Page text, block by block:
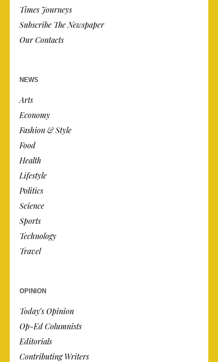
Times Journeys
Subscribe The Newspaper
Our Contacts
NEWS
Arts
Economy
Fashion & Style
Food
Health
Lifestyle
Politics
Science
Sports
Technology
Travel
OPINION
Today’s Opinion
Op-Ed Columnists
Editorials
Contributing Writers